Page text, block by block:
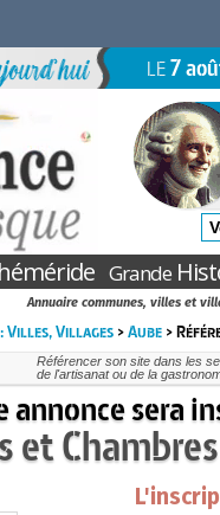
LE7
Grande
Annuaire communes, villes et
Villes, Villages>Aube>
Référencer son site dans les
de l'artisanat ou de la
annonce sera
et